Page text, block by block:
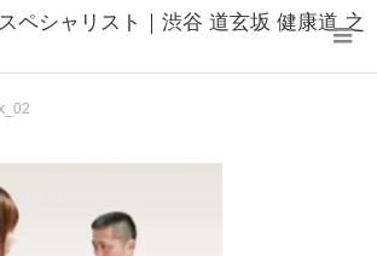
ペシャリスト｜渋谷 道玄坂 健康道 之